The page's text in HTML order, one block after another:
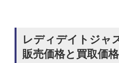
レディデイトジャ
販売価格と買取価格